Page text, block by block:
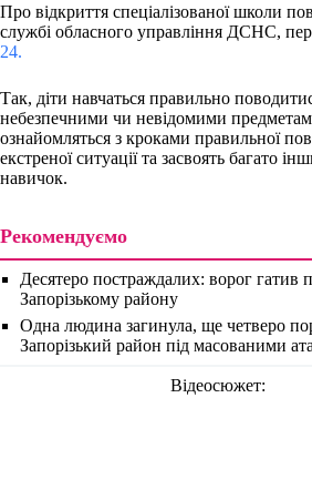
Про відкриття спеціалізованої школи
службі обласного управління ДСНС,
24.
Так, діти навчаться правильно
небезпечними чи невідомими
ознайомляться з кроками правильної
екстреної ситуації та засвоять багато
навичок.
Рекомендуємо
Десятеро постраждалих: ворог гатив
Запорізькому району
Одна людина загинула, ще четверо
Запорізький район під масованими
Відеосюжет: